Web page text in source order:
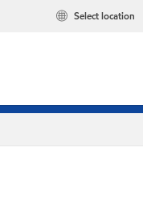
Select location